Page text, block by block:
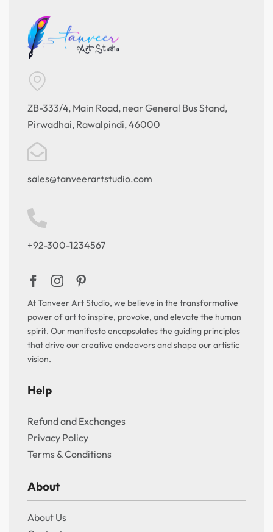
ZB-333/4, Main Road, near General Bus Stand,
Pirwadhai, Rawalpindi, 46000
sales@tanveerartstudio.com
+92-300-1234567
At Tanveer Art Studio, we believe in the transformative
power of art to inspire, provoke, and elevate the human
spirit. Our manifesto encapsulates the guiding principles
that drive our creative endeavors and shape our artistic
vision.
Help
Refund and Exchanges
Privacy Policy
Terms & Conditions
About
About Us